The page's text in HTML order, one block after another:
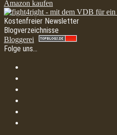
Kostenfreier Newsletter
Blogverzeichnisse
Bloggerei
Folge uns…